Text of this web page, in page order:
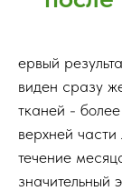
ервый
виден сразу
тканей -
верхней
течение
значительный